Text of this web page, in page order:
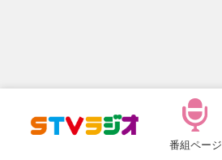
番組ページ